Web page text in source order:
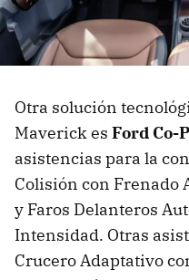
Otra solución
Maverick es Ford Co-
asistencias para la
Colisión con Frenado
y Faros Delanteros
Intensidad. Otras
Crucero Adaptativo